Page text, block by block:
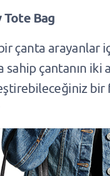
Bag
çanta arayanlar
sahip çantanın iki
bir